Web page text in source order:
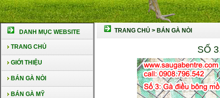
DANH MỤC WEBSITE
TRANG CHỦ
GIỚI THIỆU
BÁN GÀ NÒI
BÁN GÀ MỸ
TRANG CHỦ > BÁN GÀ NÒI
SỐ